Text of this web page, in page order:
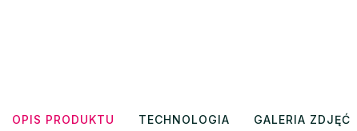
OPIS PRODUKTU TECHNOLOGIA GALERIA ZDJĘĆ